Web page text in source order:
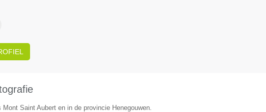
Saint Aubert en in de provincie Henegouwen.